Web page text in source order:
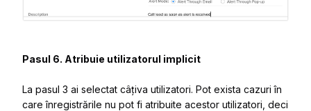
Pasul 6. Atribuie utilizatorul implicit
La pasul 3 ai selectat câțiva utilizatori. Pot exista cazuri în
care înregistrările nu pot fi atribuite acestor utilizatori, deci